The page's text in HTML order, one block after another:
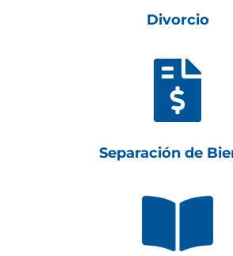
Divorcio

Separación de
